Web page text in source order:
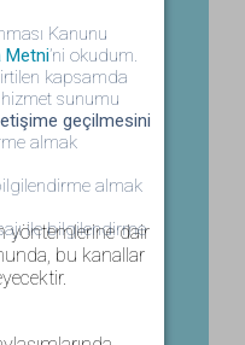
Kanunu
Metni’ni okudum.
kapsamda
sunumu
geçilmesini
almak
almak
ile bilgilendirme
yöntemlerine dair
bu kanallar